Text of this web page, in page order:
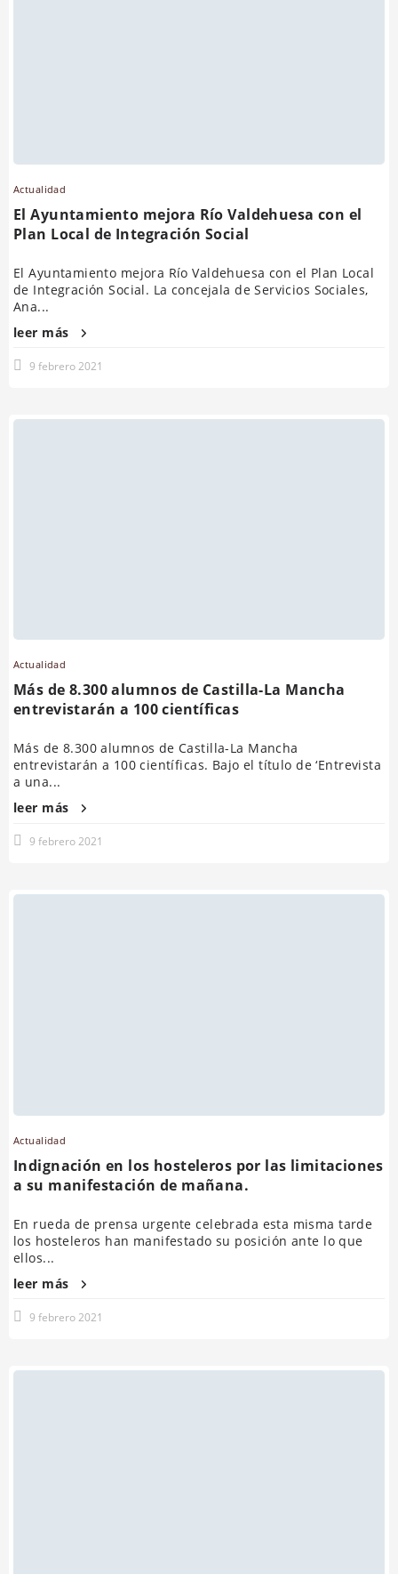
Actualidad
El Ayuntamiento mejora Río Valdehuesa con el
Plan Local de Integración Social
El Ayuntamiento mejora Río Valdehuesa con el Plan Local
de Integración Social. La concejala de Servicios Sociales,
Ana...
leer más
9 febrero 2021
Actualidad
Más de 8.300 alumnos de Castilla-La Mancha
entrevistarán a 100 científicas
Más de 8.300 alumnos de Castilla-La Mancha
entrevistarán a 100 científicas. Bajo el título de ‘Entrevista
a una...
leer más
9 febrero 2021
Actualidad
Indignación en los hosteleros por las limitaciones
a su manifestación de mañana.
En rueda de prensa urgente celebrada esta misma tarde
los hosteleros han manifestado su posición ante lo que
ellos...
leer más
9 febrero 2021